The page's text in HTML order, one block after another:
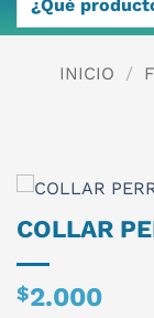
por:
INICIO /
COLLAR
$2.000